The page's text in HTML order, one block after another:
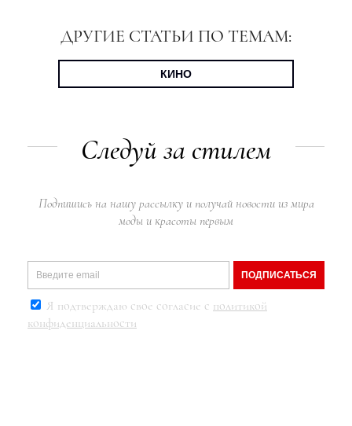
ДРУГИЕ СТАТЬИ ПО ТЕМАМ:
КИНО
Следуй за стилем
Подпишись на нашу рассылку и получай новости из мира
моды и красоты первым
ПОДПИСАТЬСЯ
Я подтверждаю свое согласие с политикой
конфиденциальности